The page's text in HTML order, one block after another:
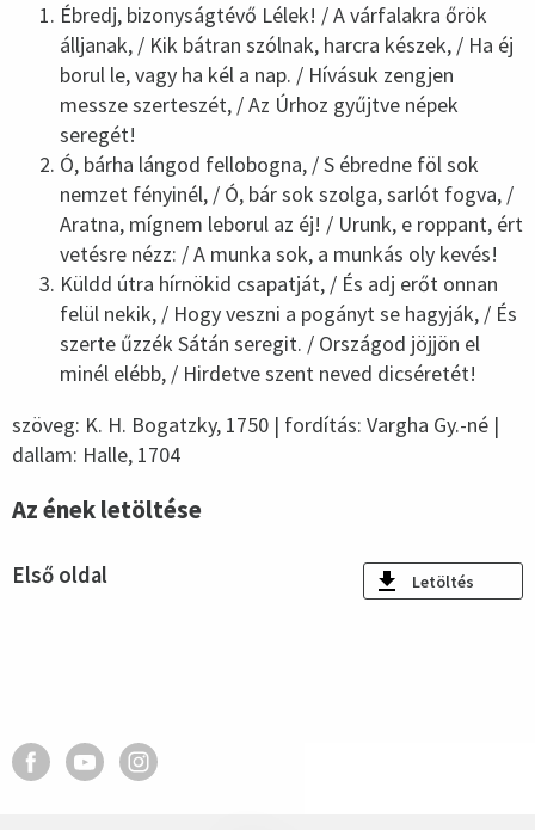
Ébredj, bizonyságtévő Lélek! / A várfalakra őrök
álljanak, / Kik bátran szólnak, harcra készek, / Ha éj
borul le, vagy ha kél a nap. / Hívásuk zengjen
messze szerteszét, / Az Úrhoz gyűjtve népek
seregét!
Ó, bárha lángod fellobogna, / S ébredne föl sok
nemzet fényinél, / Ó, bár sok szolga, sarlót fogva, /
Aratna, mígnem leborul az éj! / Urunk, e roppant, ért
vetésre nézz: / A munka sok, a munkás oly kevés!
Küldd útra hírnökid csapatját, / És adj erőt onnan
felül nekik, / Hogy veszni a pogányt se hagyják, / És
szerte űzzék Sátán seregit. / Országod jöjjön el
minél elébb, / Hirdetve szent neved dicséretét!
szöveg: K. H. Bogatzky, 1750 | fordítás: Vargha Gy.-né |
dallam: Halle, 1704
Az ének letöltése
Első oldal Letöltés